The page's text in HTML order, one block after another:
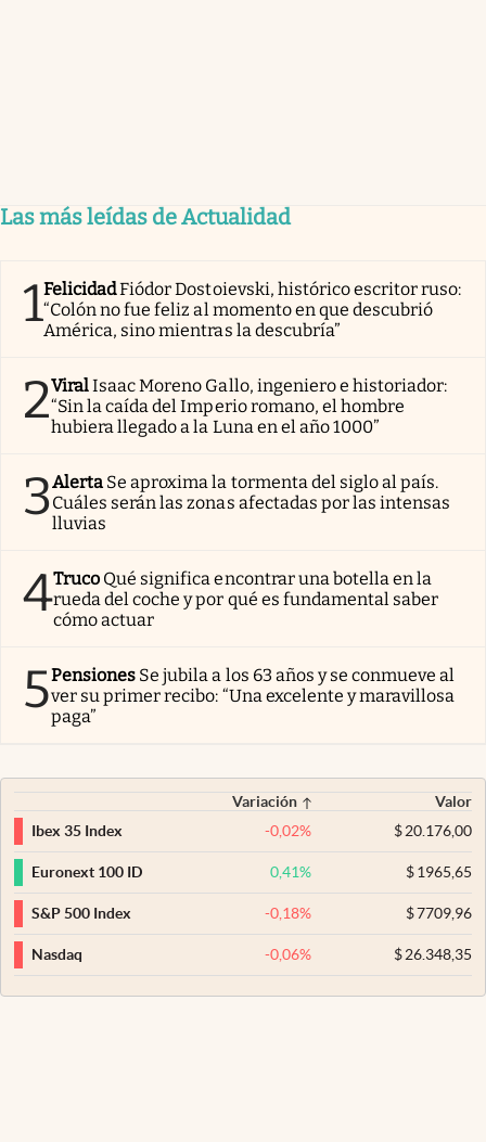
Las más leídas de Actualidad
1FelicidadFiódor Dostoievski, histórico escritor ruso:
“Colón no fue feliz al momento en que descubrió
América, sino mientras la descubría”
2ViralIsaac Moreno Gallo, ingeniero e historiador:
“Sin la caída del Imperio romano, el hombre
hubiera llegado a la Luna en el año 1000”
3Alerta Se aproxima la tormenta del siglo al país.
Cuáles serán las zonas afectadas por las intensas
lluvias
4Truco Qué significa encontrar una botella en la
rueda del coche y por qué es fundamental saber
cómo actuar
5Pensiones Se jubila a los 63 años y se conmueve al
ver su primer recibo: “Una excelente y maravillosa
paga”
Variación
Valor
Ibex 35 Index
-0,02% $20.176,00
Euronext 100 ID 0,41% $1965,65
S&P 500 Index -0,18% $7709,96
Nasdaq -0,06% $26.348,35